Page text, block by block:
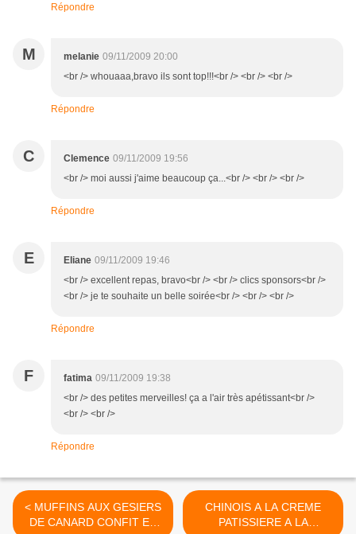
Répondre
M melanie 09/11/2009 20:00
<br /> whouaaa,bravo ils sont top!!!<br /> <br /> <br />
Répondre
C Clemence 09/11/2009 19:56
<br /> moi aussi j'aime beaucoup ça...<br /> <br /> <br />
Répondre
E Eliane 09/11/2009 19:46
<br /> excellent repas, bravo<br /> <br /> clics sponsors<br />
<br /> je te souhaite un belle soirée<br /> <br /> <br />
Répondre
F fatima 09/11/2009 19:38
<br /> des petites merveilles! ça a l'air très apétissant<br />
<br /> <br />
Répondre
< MUFFINS AUX GESIERS
DE CANARD CONFIT ET
CHINOIS A LA CREME
PATISSIERE A LA